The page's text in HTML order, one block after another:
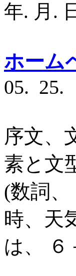
年. 月.
ホーム
05. 25.
序文、
素と文
(数詞、
時、天
は、 ６